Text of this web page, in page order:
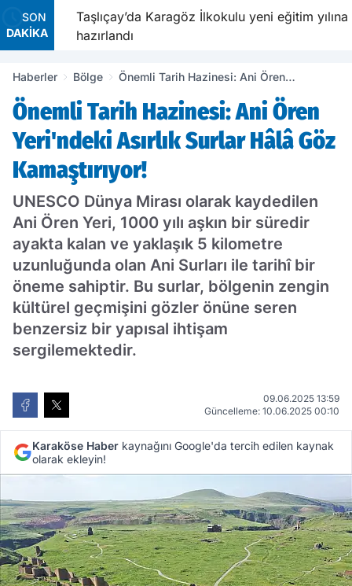
SON
DAKİKA
Taşlıçay’da Karagöz İlkokulu yeni eğitim yılına
hazırlandı
Haberler Bölge
Önemli Tarih Hazinesi: Ani Ören
Kamaştırıyor!
Önemli Tarih Hazinesi: Ani Ören
Yeri'ndeki Asırlık Surlar Hâlâ Göz
Kamaştırıyor!
UNESCO Dünya Mirası olarak kaydedilen
Ani Ören Yeri, 1000 yılı aşkın bir süredir
ayakta kalan ve yaklaşık 5 kilometre
uzunluğunda olan Ani Surları ile tarihî bir
öneme sahiptir. Bu surlar, bölgenin zengin
kültürel geçmişini gözler önüne seren
benzersiz bir yapısal ihtişam
sergilemektedir.
09.06.2025 13:59
Güncelleme: 10.06.2025 00:10
Karaköse Haber kaynağını Google'da tercih edilen kaynak
olarak ekleyin!